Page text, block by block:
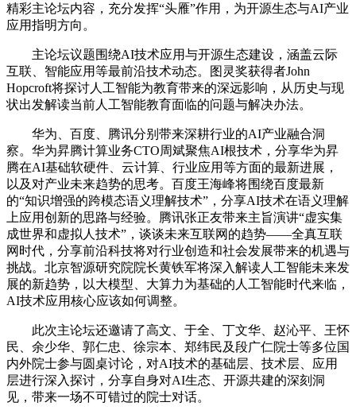
精彩主论坛内容，充分发挥“头雁”作用，为开源生态与AI产业
应用指明方向。
主论坛议题围绕AI技术应用与开源生态建设，涵盖云际
互联、智能应用等最前沿技术动态。图灵奖获得者John
Hopcroft将探讨人工智能为教育带来的深远影响，从历史与现
状出发解读当前人工智能教育面临的问题与解决办法。
华为、百度、腾讯分别带来深耕行业的AI产业融合洞
察。华为昇腾计算业务CTO周斌聚焦AI根技术，分享华为昇
腾在AI基础软硬件、云计算、行业应用等方面的最新进展，
以及对产业未来趋势的思考。百度王海峰将围绕百度最新
的“知识增强的跨模态语义理解技术”，分享AI技术在语义理解
上应用创新的思路与经验。腾讯张正友带来主旨演讲“虚实集
成世界和虚拟人技术”，谈谈未来互联网的趋势——全真互联
网时代，分享前沿科技将对行业创造和社会发展带来的机遇与
挑战。北京智源研究院院长黄铁军将深入解读人工智能未来发
展的新趋势，以大模型、大算力为基础的人工智能时代来临，
AI技术应用核心应该如何调整。
此次主论坛还邀请了高文、于全、丁文华、赵沁平、王怀
民、余少华、郭仁忠、徐宗本、郑纬民及段广仁院士等多位国
内外院士参与圆桌讨论，对AI技术的基础层、技术层、应用
层进行深入探讨，分享自身对AI生态、开源共建的深刻洞
见，带来一场不可错过的院士对话。